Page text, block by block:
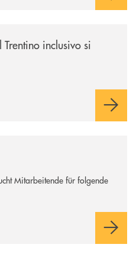
inclusivo si
Mitarbeitende für folgende